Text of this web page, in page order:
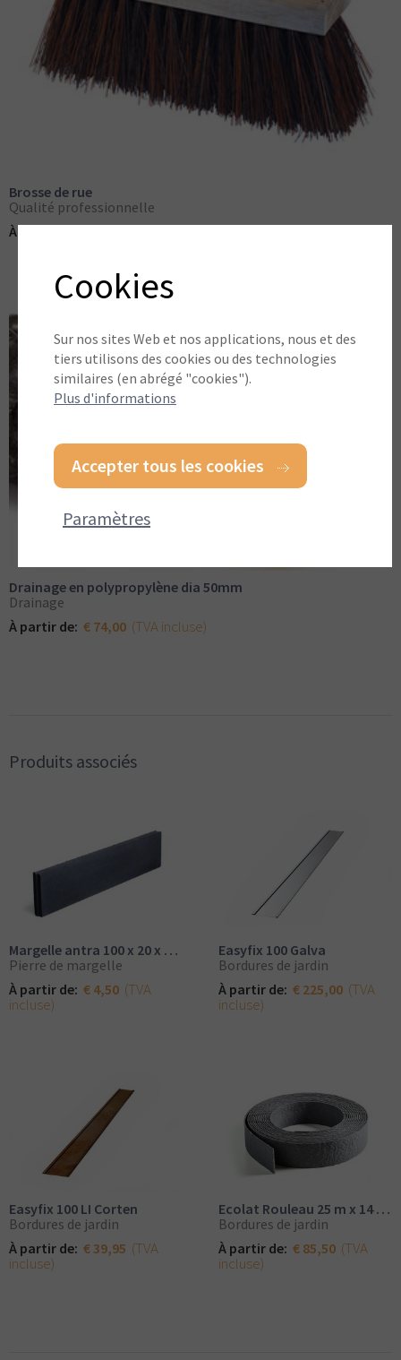
Brosse de rue
Qualité professionnelle
À partir de:
(TVA incluse)
Drainage en polypropylène dia 50mm
Drainage
À partir de: € 74,00 (TVA incluse)
Produits associés
Margelle antra 100 x 20 x 6 cm
Pierre de margelle
À partir de: € 4,50 (TVA
incluse)
Easyfix 100 Galva
Bordures de jardin
À partir de: € 225,00 (TVA
incluse)
Easyfix 100 LI Corten
Bordures de jardin
À partir de: € 39,95 (TVA
incluse)
Ecolat Rouleau 25 m x 14 cm
Bordures de jardin
À partir de: € 85,50 (TVA
incluse)
Cookies
Sur nos sites Web et nos applications, nous et des
tiers utilisons des cookies ou des technologies
similaires (en abrégé "cookies").
Plus d'informations
Accepter tous les cookies
Paramètres